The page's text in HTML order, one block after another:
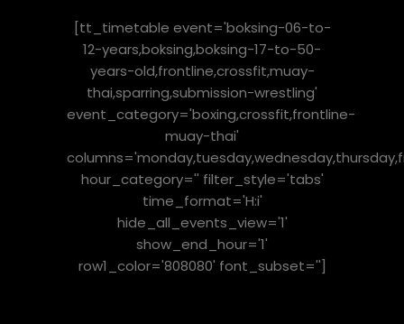
[tt_timetable event='boksing-06-to-
12-years,boksing,boksing-17-to-50-
years-old,frontline,crossfit,muay-
thai,sparring,submission-wrestling'
event_category='boxing,crossfit,frontline-
muay-thai'
hour_category='' filter_style='tabs'
time_format='H:i'
hide_all_events_view='1'
show_end_hour='1'
row1_color='808080' font_subset='']